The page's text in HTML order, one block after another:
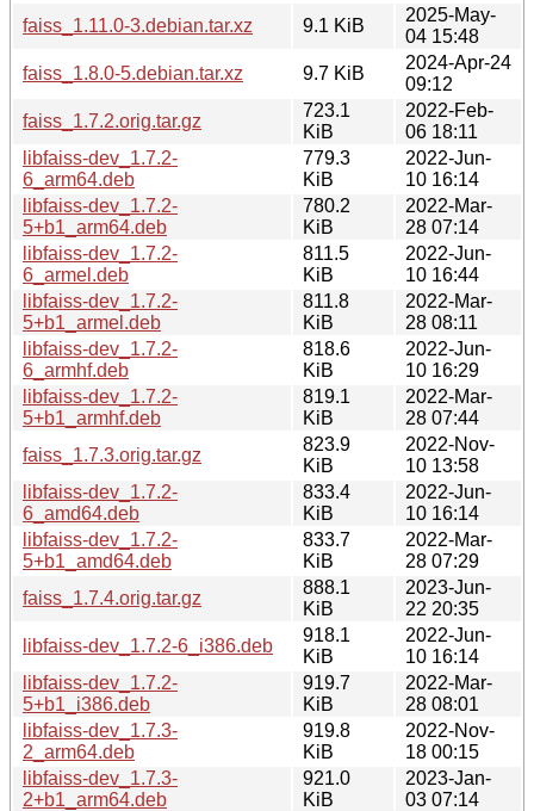
faiss_1.11.0-3.debian.tar.xz
9.1 KiB
2025-May-
04 15:48
faiss_1.8.0-5.debian.tar.xz
9.7 KiB
2024-Apr-24
09:12
faiss_1.7.2.orig.tar.gz
723.1
KiB
2022-Feb-
06 18:11
libfaiss-dev_1.7.2-
6_arm64.deb
779.3
KiB
2022-Jun-
10 16:14
libfaiss-dev_1.7.2-
5+b1_arm64.deb
780.2
KiB
2022-Mar-
28 07:14
libfaiss-dev_1.7.2-
6_armel.deb
811.5
KiB
2022-Jun-
10 16:44
libfaiss-dev_1.7.2-
5+b1_armel.deb
811.8
KiB
2022-Mar-
28 08:11
libfaiss-dev_1.7.2-
6_armhf.deb
818.6
KiB
2022-Jun-
10 16:29
libfaiss-dev_1.7.2-
5+b1_armhf.deb
819.1
KiB
2022-Mar-
28 07:44
faiss_1.7.3.orig.tar.gz
823.9
KiB
2022-Nov-
10 13:58
libfaiss-dev_1.7.2-
6_amd64.deb
833.4
KiB
2022-Jun-
10 16:14
libfaiss-dev_1.7.2-
5+b1_amd64.deb
833.7
KiB
2022-Mar-
28 07:29
faiss_1.7.4.orig.tar.gz
888.1
KiB
2023-Jun-
22 20:35
libfaiss-dev_1.7.2-6_i386.deb
918.1
KiB
2022-Jun-
10 16:14
libfaiss-dev_1.7.2-
5+b1_i386.deb
919.7
KiB
2022-Mar-
28 08:01
libfaiss-dev_1.7.3-
2_arm64.deb
919.8
KiB
2022-Nov-
18 00:15
libfaiss-dev_1.7.3-
2+b1_arm64.deb
921.0
KiB
2023-Jan-
03 07:14